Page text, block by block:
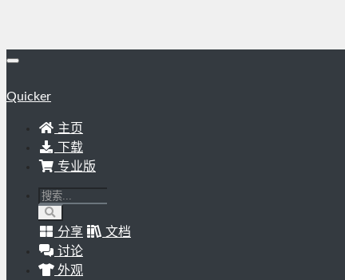
Quicker
主页
下载
专业版
分享
文档
讨论
外观